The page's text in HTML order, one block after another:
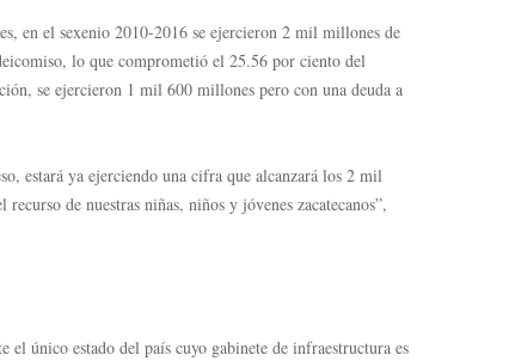
en el sexenio 2010-2016 se ejercieron 2 mil millones de
lo que comprometió el 25.56 por ciento del
se ejercieron 1 mil 600 millones pero con una deuda a
estará ya ejerciendo una cifra que alcanzará los 2 mil
de nuestras niñas, niños y jóvenes zacatecanos”,
el único estado del país cuyo gabinete de infraestructura es